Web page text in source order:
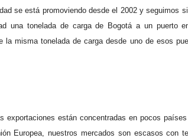
se está promoviendo desde el 2002 y seguimos
una tonelada de carga de Bogotá a un puerto
la misma tonelada de carga desde uno de esos
exportaciones están concentradas en pocos
Europea, nuestros mercados son escasos con